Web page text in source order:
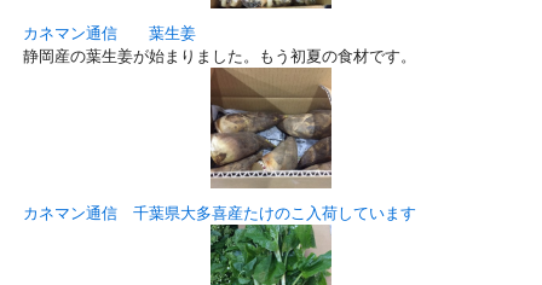
カネマン通信 葉生姜
静岡産の葉生姜が始まりました。もう初夏の食材です。
カネマン通信 千葉県大多喜産たけのこ入荷しています